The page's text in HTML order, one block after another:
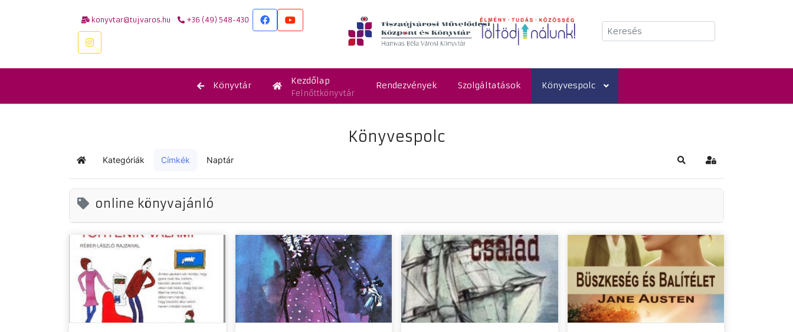
konyvtar@tujvaros.hu +36 (49) 548-430
Keresés
Könyvtár Kezdőlap
Felnőttkönyvtár
Rendezvények Szolgáltatások Könyvespolc
Könyvespolc
KezdőlapKategóriák Címkék Naptár KeresésBejelentkezés
online könyvajánló